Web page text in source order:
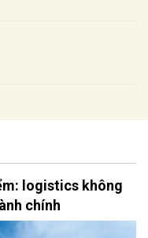
logistics không
chính